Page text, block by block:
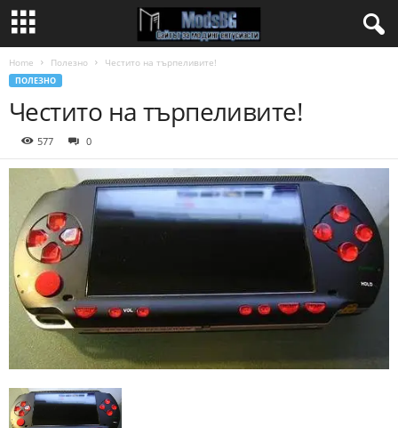
Home Полезно Честито на търпеливите!
ПОЛЕЗНО
Честито на търпеливите!
577 0